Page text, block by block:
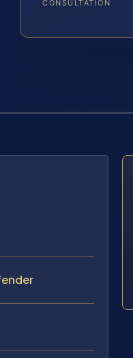
CONSULTATION